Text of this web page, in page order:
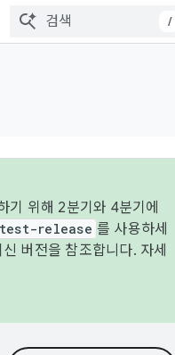
/
기 위해 2분기와 4분기에
release 를 사용하세
버전을 참조합니다. 자세